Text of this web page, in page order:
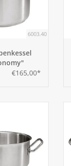
6003.40
€165,00*